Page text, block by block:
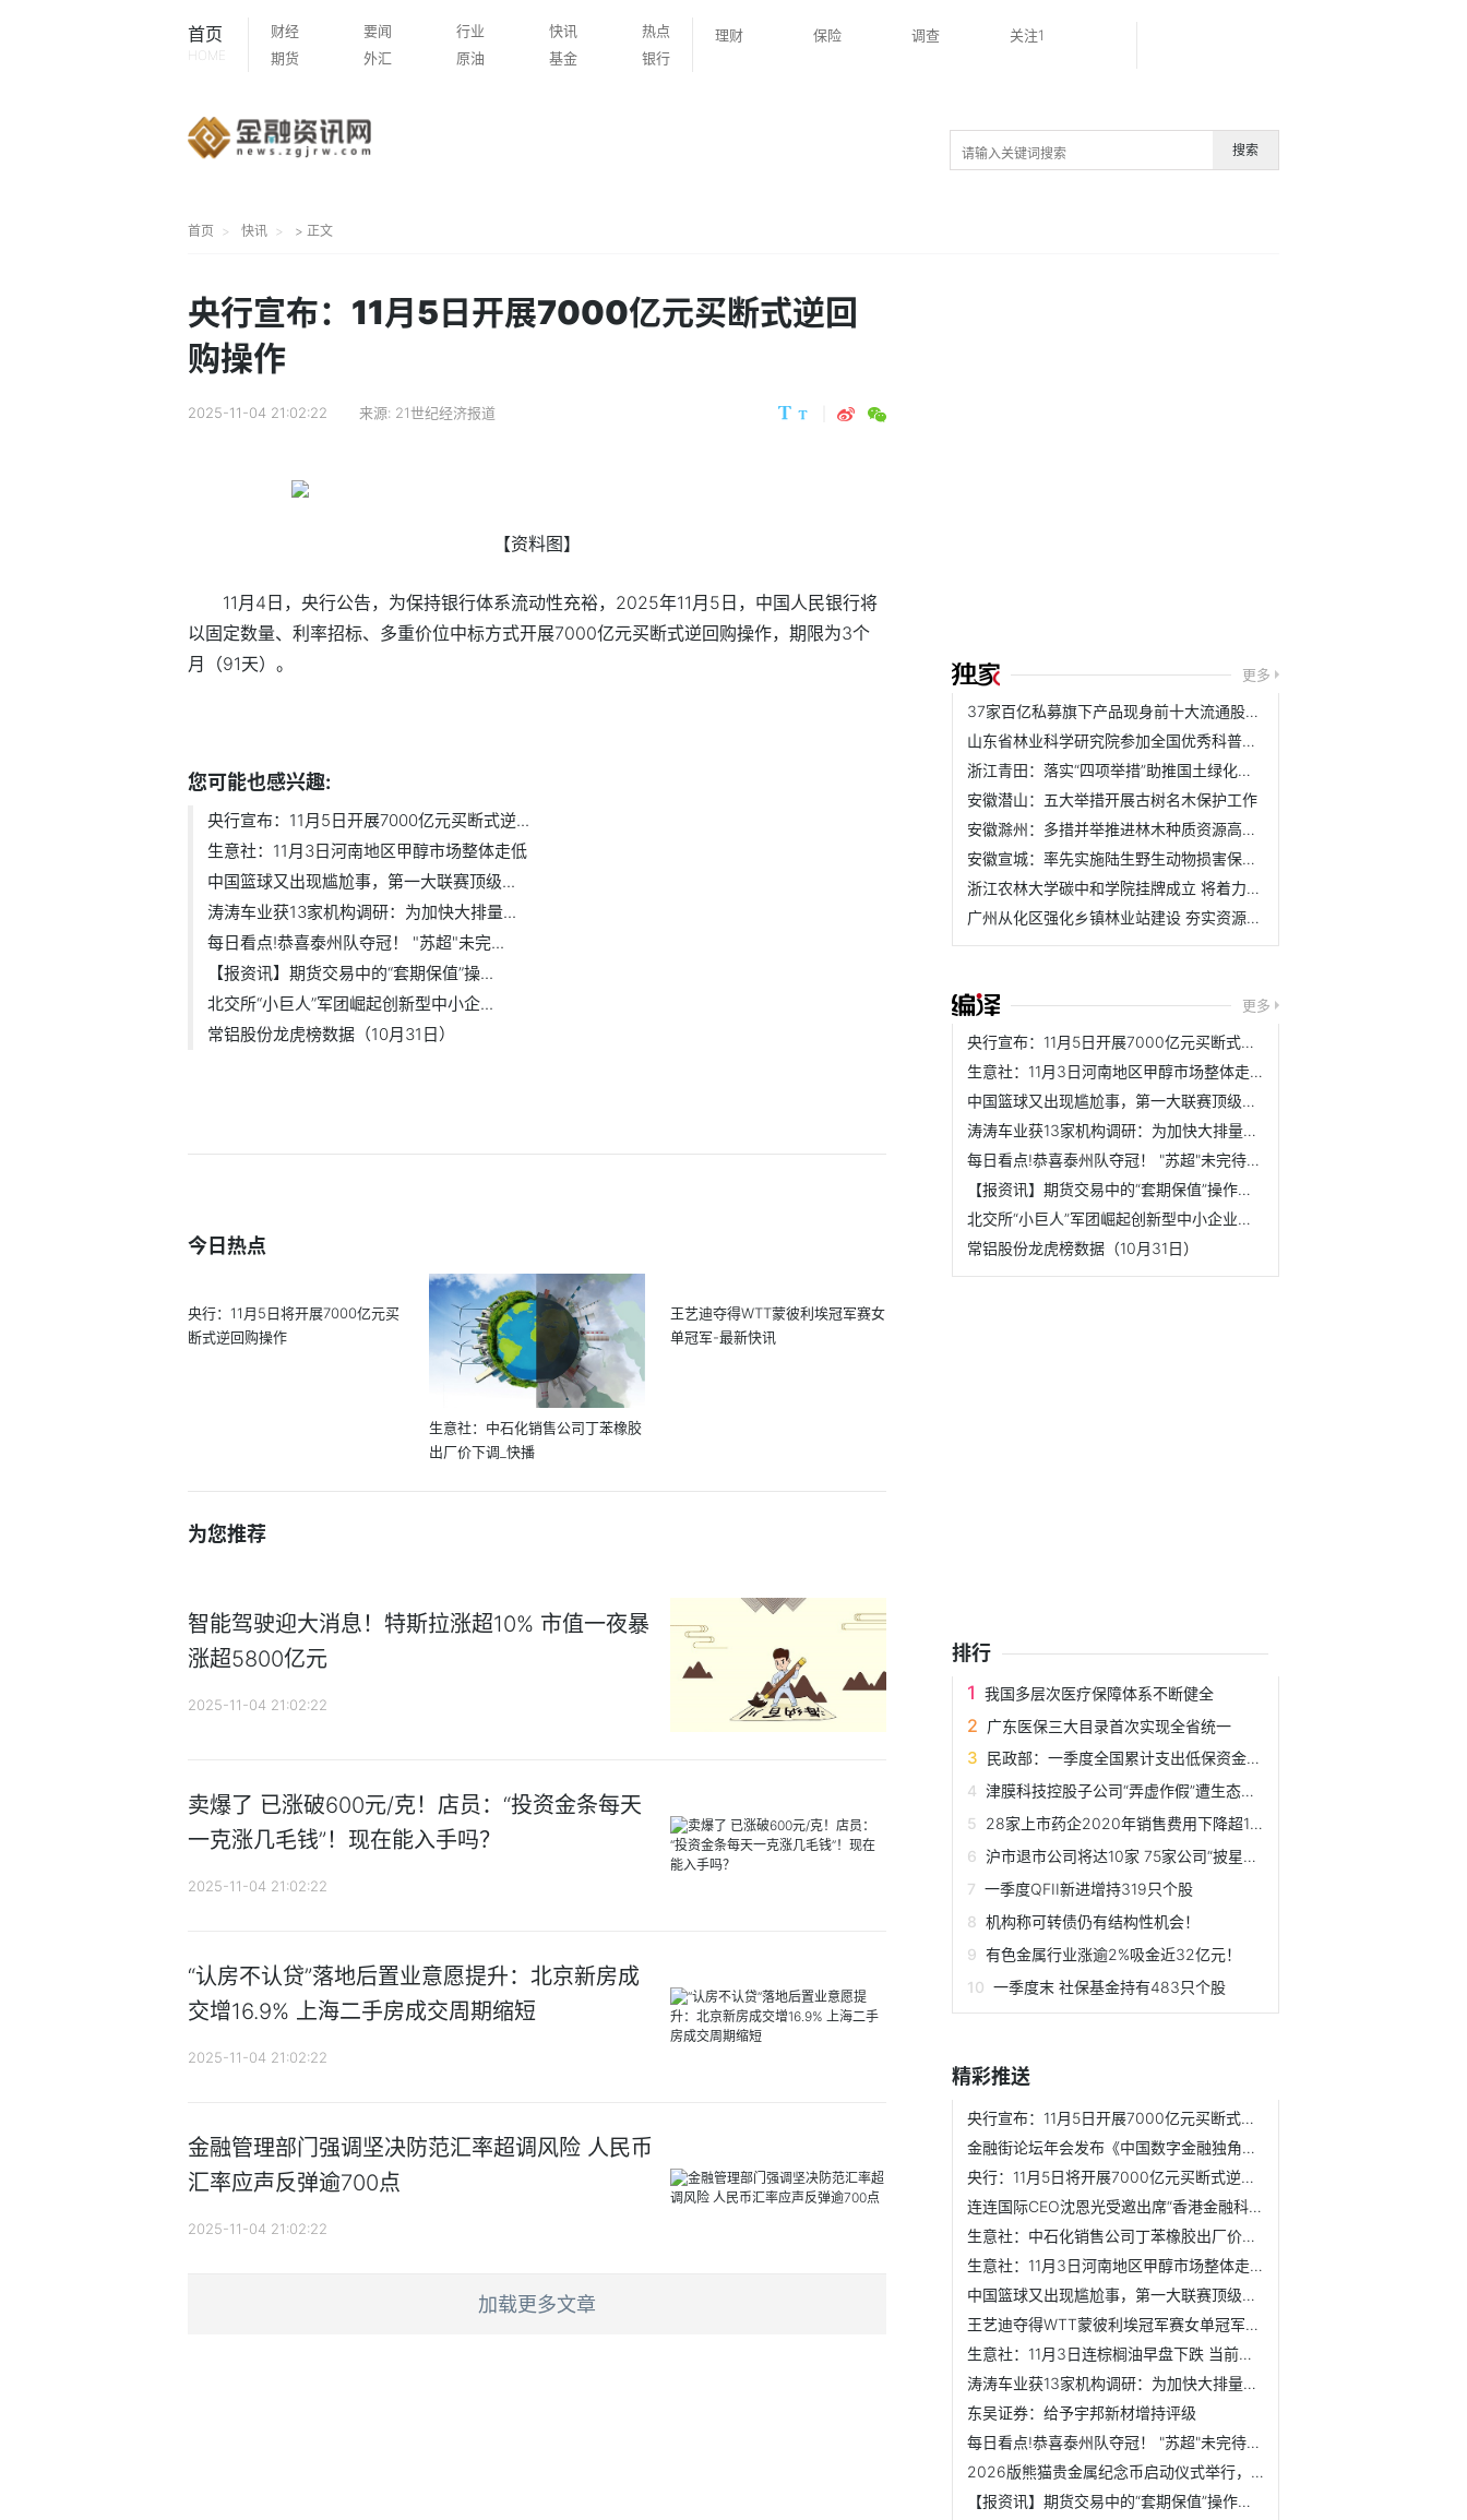
首页
HOME
财经 要闻 行业 快讯
热点
期货
外汇 原油 基金 银行
理财 保险 调查 关注1
搜索
首页 快讯 > 正文
央行宣布：11月5日开展7000亿元买断式逆回
购操作
2025-11-04 21:02:22 来源: 21世纪经济报道
【资料图】
11月4日，央行公告，为保持银行体系流动性充裕，2025年11月5日，中国人民银行将
以固定数量、利率招标、多重价位中标方式开展7000亿元买断式逆回购操作，期限为3个
月（91天）。
您可能也感兴趣:
央行宣布：11月5日开展7000亿元买断式逆...
生意社：11月3日河南地区甲醇市场整体走低
中国篮球又出现尴尬事，第一大联赛顶级...
涛涛车业获13家机构调研：为加快大排量...
每日看点!恭喜泰州队夺冠！ "苏超"未完...
【报资讯】期货交易中的“套期保值”操...
北交所“小巨人”军团崛起创新型中小企...
常铝股份龙虎榜数据（10月31日）
今日热点
央行：11月5日将开展7000亿元买
断式逆回购操作
生意社：中石化销售公司丁苯橡胶
出厂价下调_快播
王艺迪夺得WTT蒙彼利埃冠军赛女
单冠军-最新快讯
为您推荐
智能驾驶迎大消息！特斯拉涨超10% 市值一夜暴
涨超5800亿元
2025-11-04 21:02:22
卖爆了 已涨破600元/克！店员：“投资金条每天
一克涨几毛钱”！现在能入手吗？
2025-11-04 21:02:22
“认房不认贷”落地后置业意愿提升：北京新房成
交增16.9% 上海二手房成交周期缩短
2025-11-04 21:02:22
金融管理部门强调坚决防范汇率超调风险 人民币
汇率应声反弹逾700点
2025-11-04 21:02:22
加载更多文章
更多
37家百亿私募旗下产品现身前十大流通股名单
山东省林业科学研究院参加全国优秀科普作品评选活动
浙江青田：落实“四项举措”助推国土绿化取得新成效
安徽潜山：五大举措开展古树名木保护工作
安徽滁州：多措并举推进林木种质资源高质量发展
安徽宣城：率先实施陆生野生动物损害保险理赔机制
浙江农林大学碳中和学院挂牌成立 将着力培养具有碳中和与农...
广州从化区强化乡镇林业站建设 夯实资源管护基层基础
更多
央行宣布：11月5日开展7000亿元买断式逆回购操作
生意社：11月3日河南地区甲醇市场整体走低
中国篮球又出现尴尬事，第一大联赛顶级冠军球队正式退赛
涛涛车业获13家机构调研：为加快大排量全地形车的研发进度，...
每日看点!恭喜泰州队夺冠！ "苏超"未完待续！
【报资讯】期货交易中的“套期保值”操作实例？
北交所“小巨人”军团崛起创新型中小企业集群效应凸显
常铝股份龙虎榜数据（10月31日）
排行
我国多层次医疗保障体系不断健全
广东医保三大目录首次实现全省统一
民政部：一季度全国累计支出低保资金约461.9亿元
津膜科技控股子公司“弄虚作假”遭生态环境部点名
28家上市药企2020年销售费用下降超10%
沪市退市公司将达10家 75家公司“披星戴帽”
一季度QFII新进增持319只个股
机构称可转债仍有结构性机会！
有色金属行业涨逾2%吸金近32亿元！
一季度末 社保基金持有483只个股
精彩推送
央行宣布：11月5日开展7000亿元买断式逆回购操作
金融街论坛年会发布《中国数字金融独角兽榜单（2025）》，凯...
央行：11月5日将开展7000亿元买断式逆回购操作
连连国际CEO沈恩光受邀出席“香港金融科技周2025” 畅谈AI技...
生意社：中石化销售公司丁苯橡胶出厂价下调_快播
生意社：11月3日河南地区甲醇市场整体走低
中国篮球又出现尴尬事，第一大联赛顶级冠军球队正式退赛
王艺迪夺得WTT蒙彼利埃冠军赛女单冠军-最新快讯
生意社：11月3日连棕榈油早盘下跌 当前焦点
涛涛车业获13家机构调研：为加快大排量全地形车的研发进度，...
东吴证券：给予宇邦新材增持评级
每日看点!恭喜泰州队夺冠！ "苏超"未完待续！
2026版熊猫贵金属纪念币启动仪式举行，行业聚力共推市场发展
【报资讯】期货交易中的“套期保值”操作实例？